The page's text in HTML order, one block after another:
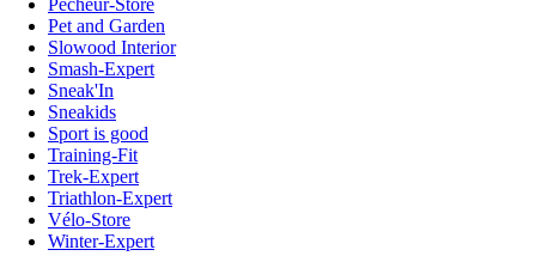
Pecheur-Store
Pet and Garden
Slowood Interior
Smash-Expert
Sneak'In
Sneakids
Sport is good
Training-Fit
Trek-Expert
Triathlon-Expert
Vélo-Store
Winter-Expert